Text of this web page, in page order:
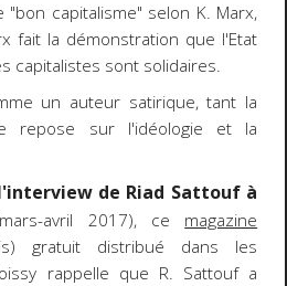
capitalisme" selon K. Marx,
fait la démonstration que l'Etat
capitalistes sont solidaires.
un auteur satirique, tant la
repose sur l'idéologie et la
de Riad Sattouf à
avril 2017), ce magazine
gratuit distribué dans les
rappelle que R. Sattouf a